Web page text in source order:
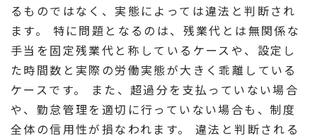
るものではなく、実態によっては違法と判断され
ます。 特に問題となるのは、残業代とは無関係な
手当を固定残業代と称しているケースや、設定し
た時間数と実際の労働実態が大きく乖離している
ケースです。 また、超過分を支払っていない場合
や、勤怠管理を適切に行っていない場合も、制度
全体の信用性が損なわれます。 違法と判断される